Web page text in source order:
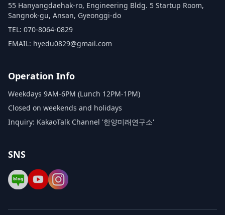
55 Hanyangdaehak-ro, Engineering Bldg. 5 Startup Room,
Sangnok-gu, Ansan, Gyeonggi-do
TEL: 070-8064-0829
EMAIL: hyedu0829@gmail.com
Operation Info
Weekdays 9AM-6PM (Lunch 12PM-1PM)
Closed on weekends and holidays
Inquiry: KakaoTalk Channel '한양미래연구소'
SNS